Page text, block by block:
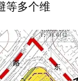
等多个维